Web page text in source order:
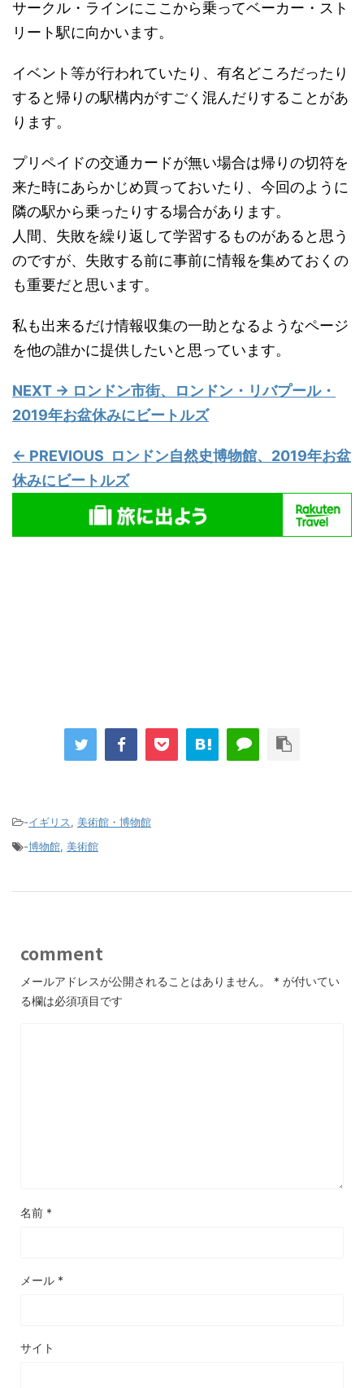
サークル・ラインにここから乗ってベーカー・スト
リート駅に向かいます。
イベント等が行われていたり、有名どころだったり
すると帰りの駅構内がすごく混んだりすることがあ
ります。
プリペイドの交通カードが無い場合は帰りの切符を
来た時にあらかじめ買っておいたり、今回のように
隣の駅から乗ったりする場合があります。
人間、失敗を繰り返して学習するものがあると思う
のですが、失敗する前に事前に情報を集めておくの
も重要だと思います。
私も出来るだけ情報収集の一助となるようなページ
を他の誰かに提供したいと思っています。
NEXT → ロンドン市街、ロンドン・リバプール・
2019年お盆休みにビートルズ
← PREVIOUS ロンドン自然史博物館、2019年お盆
休みにビートルズ
-イギリス, 美術館・博物館
-博物館, 美術館
comment
メールアドレスが公開されることはありません。 * が付いてい
る欄は必須項目です
名前 *
メール *
サイト